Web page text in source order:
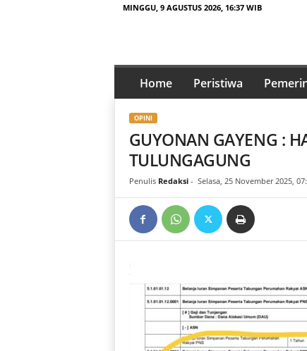
MINGGU, 9 AGUSTUS 2026, 16:37 WIB
t
.
Home Peristiwa
OPINI
GUYONAN GAYENG :
TULUNGAGUNG
Penulis Redaksi- Selasa, 25 November 2025,